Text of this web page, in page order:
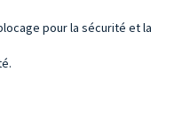
pour la sécurité et la